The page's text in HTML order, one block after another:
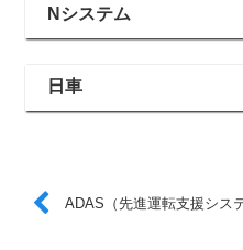
Nシステム
日車
ADAS（先進運転支援シス